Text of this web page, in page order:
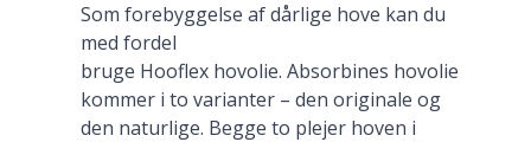
Som forebyggelse af dårlige hove kan du
med fordel
bruge Hooflex hovolie. Absorbines hovolie
kommer i to varianter – den originale og
den naturlige. Begge to plejer hoven i